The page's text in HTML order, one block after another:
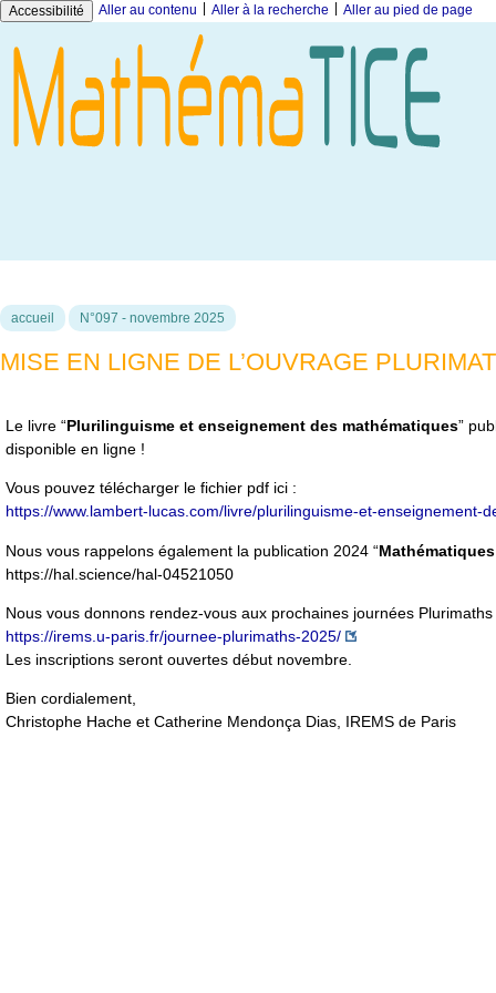
Accessibilité Aller au contenu Aller à la recherche Aller au pied de page
accueil N°097 - novembre 2025
MISE EN LIGNE DE L’OUVRAGE
Le livre “Plurilinguisme et enseignement des mathématiques”
disponible en ligne !
Vous pouvez télécharger le fichier pdf ici :
https://www.lambert-lucas.com/livre/plurilinguisme-et-enseignement-
Nous vous rappelons également la publication 2024 “
https://hal.science/hal-04521050
Nous vous donnons rendez-vous aux prochaines journées
https://irems.u-paris.fr/journee-plurimaths-2025/
Les inscriptions seront ouvertes début novembre.
Bien cordialement,
Christophe Hache et Catherine Mendonça Dias, IREMS de Paris